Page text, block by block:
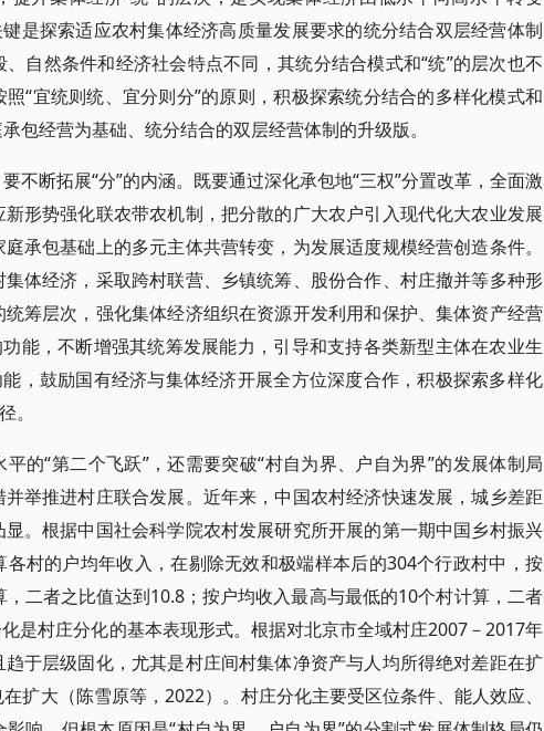
是探索适应农村集体经济高质量发展要求的统分结合双层经营体制
自然条件和经济社会特点不同，其统分结合模式和“统”的层次也不
“宜统则统、宜分则分”的原则，积极探索统分结合的多样化模式和
包经营为基础、统分结合的双层经营体制的升级版。
不断拓展“分”的内涵。既要通过深化承包地“三权”分置改革，全面激
形势强化联农带农机制，把分散的广大农户引入现代化大农业发展
承包基础上的多元主体共营转变，为发展适度规模经营创造条件。
体经济，采取跨村联营、乡镇统筹、股份合作、村庄撤并等多种形
筹层次，强化集体经济组织在资源开发利用和保护、集体资产经营
能，不断增强其统筹发展能力，引导和支持各类新型主体在农业生
，鼓励国有经济与集体经济开展全方位深度合作，积极探索多样化
。
的“第二个飞跃”，还需要突破“村自为界、户自为界”的发展体制局
举推进村庄联合发展。近年来，中国农村经济快速发展，城乡差距
。根据中国社会科学院农村发展研究所开展的第一期中国乡村振兴
村的户均年收入，在剔除无效和极端样本后的304个行政村中，按
二者之比值达到10.8；按户均收入最高与最低的10个村计算，二者
是村庄分化的基本表现形式。根据对北京市全域村庄2007－2017年
于层级固化，尤其是村庄间村集体净资产与人均所得绝对差距在扩
扩大（陈雪原等，2022）。村庄分化主要受区位条件、能人效应、